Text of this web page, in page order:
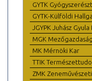
GYTK
GYTK-Külföldi
JGYPK Juhász
MGK
MK Mérnöki Kar
TTIK
ZMK